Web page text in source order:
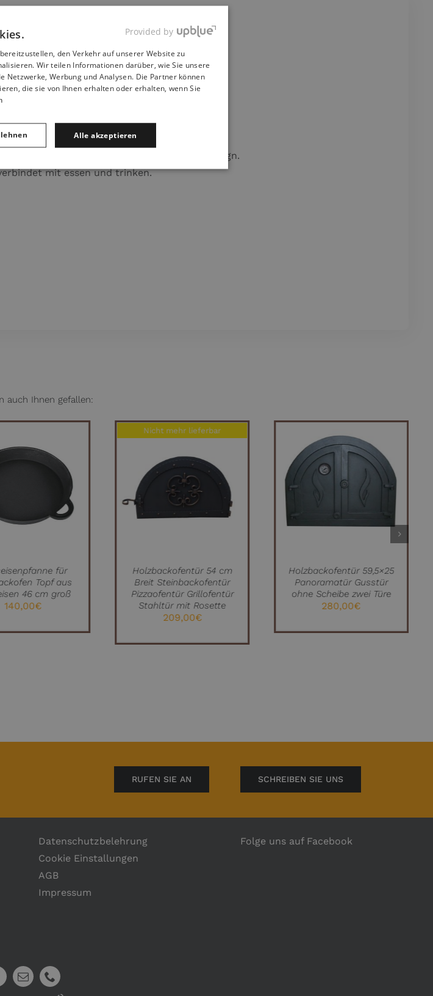
in grau mit einer wunderschönen Design.
mit essen und trinken.
auch Ihnen gefallen:
für
Topf aus
46 cm groß
140,00€
Nicht mehr lieferbar
QUICK VIEW
Holzbackofentür 54 cm
Breit Steinbackofentür
Pizzaofentür Grillofentür
Stahltür mit Rosette
209,00€
IN DEN WARENKORB
QUICK VIEW
Holzbackofentür 59,5×25
Panoramatür Gusstür
ohne Scheibe zwei Türe
280,00€
RUFEN SIE AN SCHREIBEN SIE UNS
Datenschutzbelehrung
Cookie Einstallungen
AGB
Impressum
Folge uns auf Facebook
Provided by
den Verkehr auf unserer Website zu
Wir teilen Informationen darüber, wie Sie unsere
Netzwerke, Werbung und Analysen. Die Partner können
die sie von Ihnen erhalten oder erhalten, wenn Sie
Alle akzeptieren